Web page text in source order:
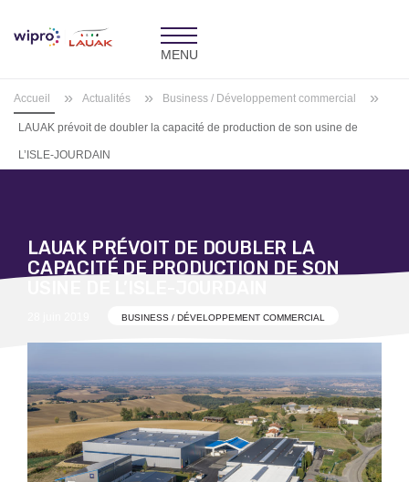
Toggle
navigation
Accueil » Actualités » Business / Développement commercial »
LAUAK prévoit de doubler la capacité de production de son usine de
L’ISLE-JOURDAIN
LAUAK PRÉVOIT DE DOUBLER LA
CAPACITÉ DE PRODUCTION DE SON
BUSINESS / DÉVELOPPEMENT COMMERCIAL